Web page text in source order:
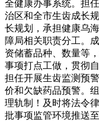
全健康办事系统。担
治区和全市生齿成长
长规划，承担健康乌
障局相关职责分工。
资储蓄品种、数量等
事项打点工做，贯彻
担任开展生齿监测预
价和欠缺药品预警。
理轨制！及时将法令
批事项监管环境推送